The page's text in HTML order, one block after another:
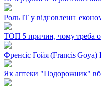
Роль ІТ у відновленні
ТОП 5 причин, чому треба
Френсіс Гойя (Francis Goya)
Як аптеки "Подорожник"